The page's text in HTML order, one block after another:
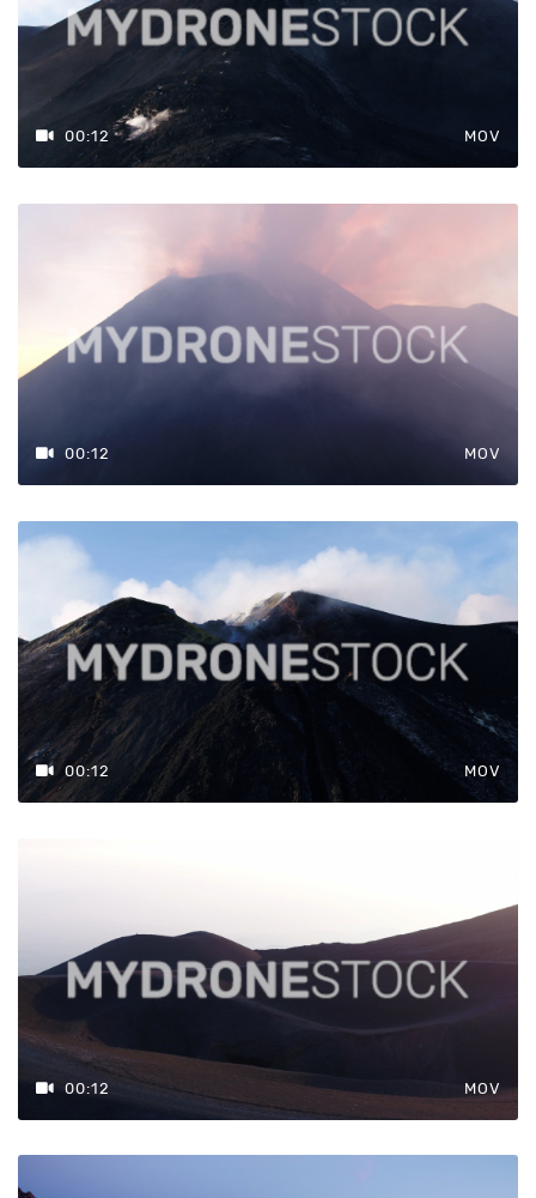
00:12 MOV
00:12 MOV
00:12 MOV
00:12 MOV